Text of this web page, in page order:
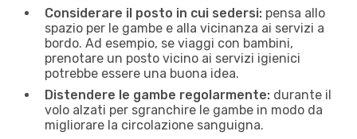
Considerare il posto in cui sedersi: pensa allo
spazio per le gambe e alla vicinanza ai servizi a
bordo. Ad esempio, se viaggi con bambini,
prenotare un posto vicino ai servizi igienici
potrebbe essere una buona idea.
Distendere le gambe regolarmente: durante il
volo alzati per sgranchire le gambe in modo da
migliorare la circolazione sanguigna.